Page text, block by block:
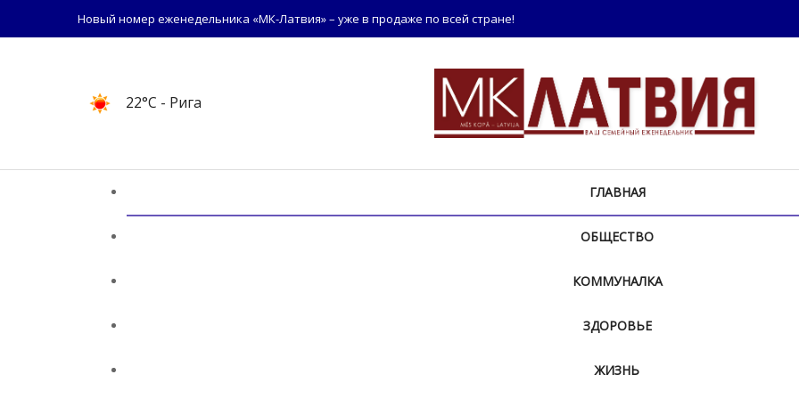
Новый номер еженедельника «МК-Латвия» – уже в продаже по всей стране!
22°C - Рига
ГЛАВНАЯ
ОБЩЕСТВО
КОММУНАЛКА
ЗДОРОВЬЕ
ЖИЗНЬ